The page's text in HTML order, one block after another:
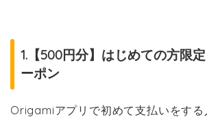
1.【500円分】はじめての方限
ーポン
Origamiアプリで初めて支払いをす